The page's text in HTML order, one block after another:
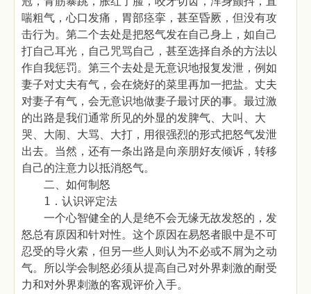
喘粗气，心口发痛，胃部痉挛，甚至昏厥，但没有攻
击行为。第二个去处是把怒气发在自己身上，如自己
打自己耳光，自己咒骂自己，甚至选择自杀的方法以
作自我惩罚。第三个去处是无意识地报复发泄，例如
妻子对丈夫有气，会在烧好的菜里再加一把盐。丈夫
对妻子有气，会无意识地做妻子最讨厌的事。最过激
的出路是我们通常所见的外显的发脾气、大叫、大
哭、大闹、大骂、大打，用很强烈的形式把怒气发泄
出去。当然，还有一条出路是向亲朋好友倾诉，转移
自己的注意力以抵消怒气。
二、如何制怒
1．认识评定法
一个心智健全的人是绝不会无缘无故发怒的，发
怒总有原因和针对性。这个原因在易怒者眼中是不可
忍受的导火索，但另一些人则认为不必或不屑为之动
气。所以学会制怒必须从提高自己对外界刺激的耐受
力和对外界刺激的客观评价入手。